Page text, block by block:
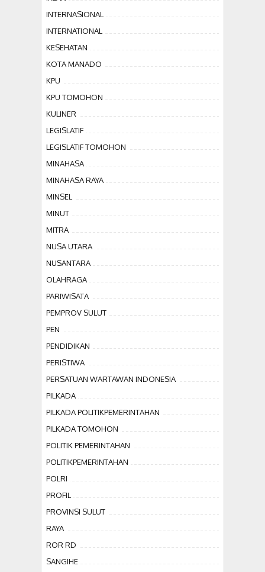
INTERNASIONAL
INTERNATIONAL
KESEHATAN
KOTA MANADO
KPU
KPU TOMOHON
KULINER
LEGISLATIF
LEGISLATIF TOMOHON
MINAHASA
MINAHASA RAYA
MINSEL
MINUT
MITRA
NUSA UTARA
NUSANTARA
OLAHRAGA
PARIWISATA
PEMPROV SULUT
PEN
PENDIDIKAN
PERISTIWA
PERSATUAN WARTAWAN INDONESIA
PILKADA
PILKADA POLITIKPEMERINTAHAN
PILKADA TOMOHON
POLITIK PEMERINTAHAN
POLITIKPEMERINTAHAN
POLRI
PROFIL
PROVINSI SULUT
RAYA
ROR RD
SANGIHE